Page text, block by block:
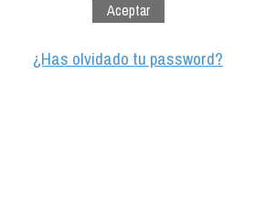
¿Has olvidado tu password?